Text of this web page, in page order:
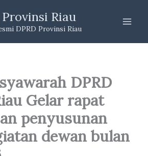
Provinsi Riau
DPRD Provinsi Riau
DPRD
Gelar rapat
penyusunan
dewan bulan